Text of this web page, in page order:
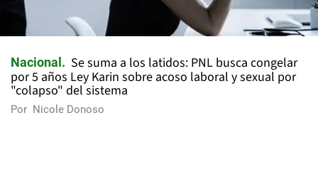
Nacional
Se suma a los latidos: PNL busca congelar
por 5 años Ley Karin sobre acoso laboral y sexual por
"colapso" del sistema
Por Nicole Donoso